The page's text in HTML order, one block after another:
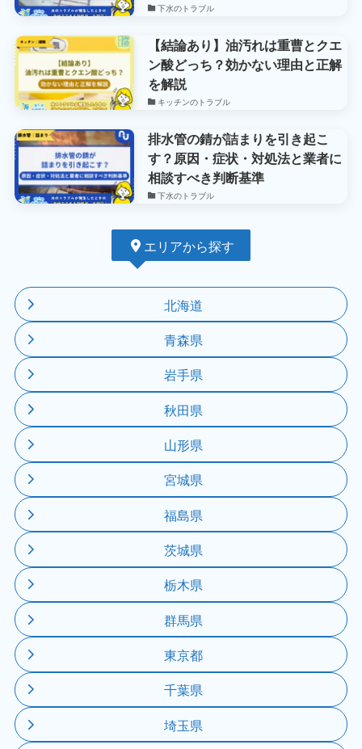
下水のトラブル
【結論あり】油汚れは重曹とクエ
ン酸どっち？効かない理由と正解
を解説
キッチンのトラブル
排水管の錆が詰まりを引き起こ
す？原因・症状・対処法と業者に
相談すべき判断基準
下水のトラブル
エリアから探す
北海道
青森県
岩手県
秋田県
山形県
宮城県
福島県
茨城県
栃木県
群馬県
東京都
千葉県
埼玉県